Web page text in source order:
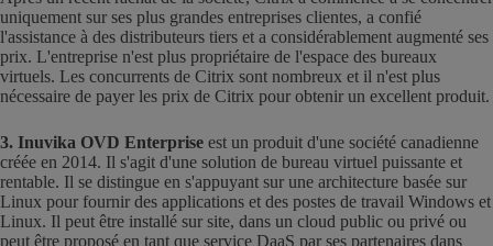
uniquement sur ses plus grandes entreprises clientes, a confié
l'assistance à des distributeurs tiers et a considérablement augmenté ses
prix. L'entreprise n'est plus propriétaire de l'espace des bureaux
virtuels. Les concurrents de Citrix sont nombreux et il n'est plus
nécessaire de payer les prix de Citrix pour obtenir un excellent produit.
3. Inuvika OVD Enterprise est un produit d'une société canadienne
créée en 2014. Il s'agit d'une solution de bureau virtuel puissante et
rentable. Il se distingue en s'appuyant sur une architecture basée sur
Linux pour fournir des applications et des postes de travail Windows et
Linux. Il peut être installé sur site, dans un cloud public ou privé ou
peut être proposé en tant que service DaaS par ses partenaires dans